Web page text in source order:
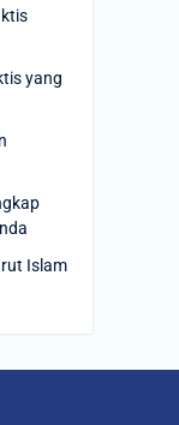
yang
Islam